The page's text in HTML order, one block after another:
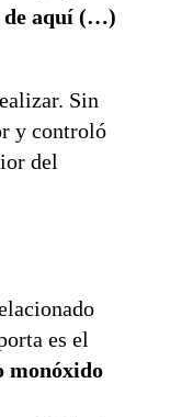
de aquí (…)
Sin
y controló
del
es el
monóxido